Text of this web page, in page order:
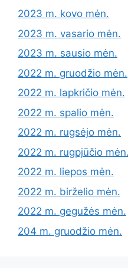
2023 m. kovo mėn.
2023 m. vasario mėn.
2023 m. sausio mėn.
2022 m. gruodžio mėn.
2022 m. lapkričio mėn.
2022 m. spalio mėn.
2022 m. rugsėjo mėn.
2022 m. rugpjūčio mėn.
2022 m. liepos mėn.
2022 m. birželio mėn.
2022 m. gegužės mėn.
204 m. gruodžio mėn.